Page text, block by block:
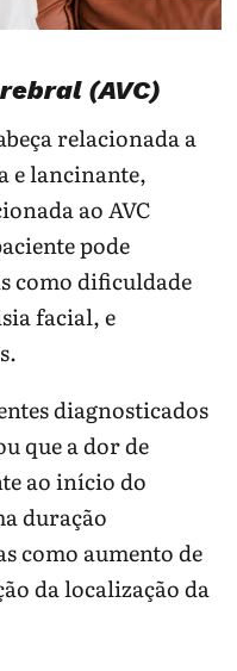
(AVC)
relacionada a
e lancinante,
ao AVC
pode
como dificuldade
facial, e
diagnosticados
que a dor de
ao início do
duração
como aumento de
da localização da